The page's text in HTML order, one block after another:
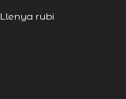
Llenya rubi